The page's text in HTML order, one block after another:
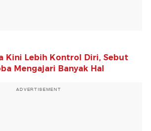
Kini Lebih Kontrol Diri, Sebut
Mengajari Banyak Hal
ADVERTISEMENT